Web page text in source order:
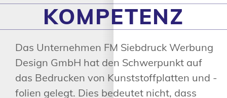
KOMPETENZ
Das Unternehmen FM Siebdruck Werbung
Design GmbH hat den Schwerpunkt auf
das Bedrucken von Kunststoffplatten und -
folien gelegt. Dies bedeutet nicht, dass